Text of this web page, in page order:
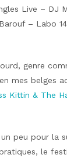
Live – DJ
– Labo
genre
mes belges
Kittin & The
peu pour la
le